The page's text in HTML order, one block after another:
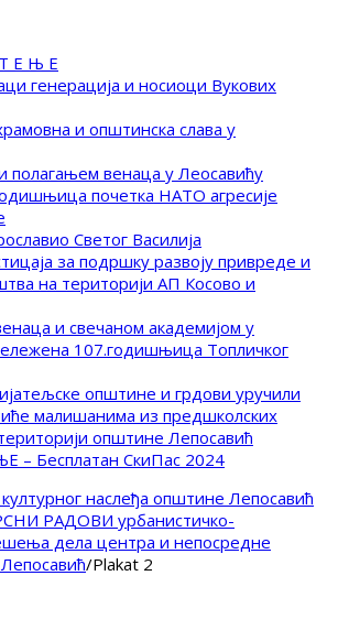
Е Њ Е
генерација и носиоци Вукових
и општинска слава у
полагањем венаца у Леосавићу
почетка НАТО агресије
Светог Василија
за подршку развоју привреде и
на територији АП Косово и
и свечаном академијом у
107.годишњица Топличког
општине и грдови уручили
малишанима из предшколских
општине Лепосавић
Бесплатан СкиПас 2024
РАДОВИ урбанистичко-
дела центра и непосредне
/Plakat 2